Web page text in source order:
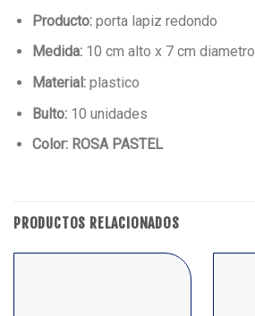
Producto:porta lapiz redondo
Medida:10 cm alto x 7 cm diametro
Material:plastico
Bulto:10 unidades
Color: ROSA PASTEL
PRODUCTOS RELACIONADOS